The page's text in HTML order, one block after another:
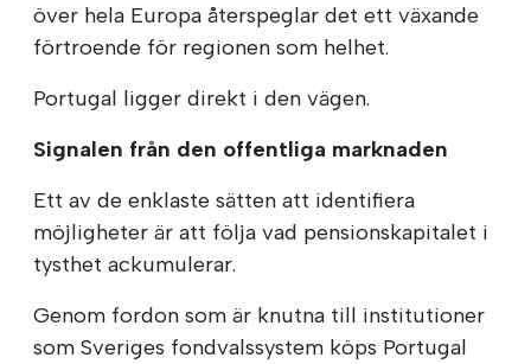
över hela Europa återspeglar det ett växande
förtroende för regionen som helhet.
Portugal ligger direkt i den vägen.
Signalen från den offentliga marknaden
Ett av de enklaste sätten att identifiera
möjligheter är att följa vad pensionskapitalet i
tysthet ackumulerar.
Genom fordon som är knutna till institutioner
som Sveriges fondvalssystem köps Portugal